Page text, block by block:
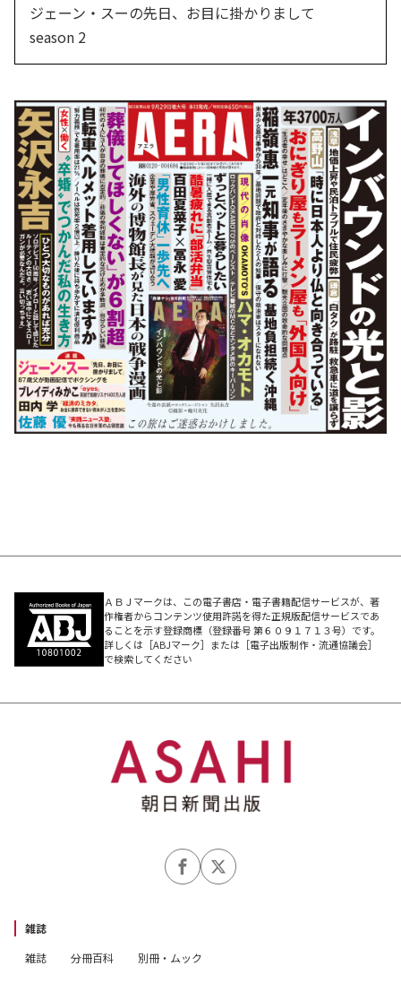
ジェーン・スーの先日、お目に掛かりまして
season 2
ＡＢＪマークは、この電子書店・電子書籍配信サービスが、著
作権者からコンテンツ使用許諾を得た正規版配信サービスであ
ることを示す登録商標（登録番号 第６０９１７１３号）です。
詳しくは［ABJマーク］または［電子出版制作・流通協議会］
で検索してください
雑誌
雑誌
分冊百科 別冊・ムック